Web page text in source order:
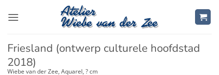
naar
Friesland (ontwerp culturele hoofdstad
2018)
Wiebe van der Zee, Aquarel, ? cm